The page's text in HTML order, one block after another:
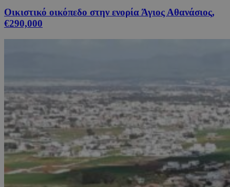
Οικιστικό οικόπεδο στην ενορία Άγιος Αθανάσιος,
€290,000